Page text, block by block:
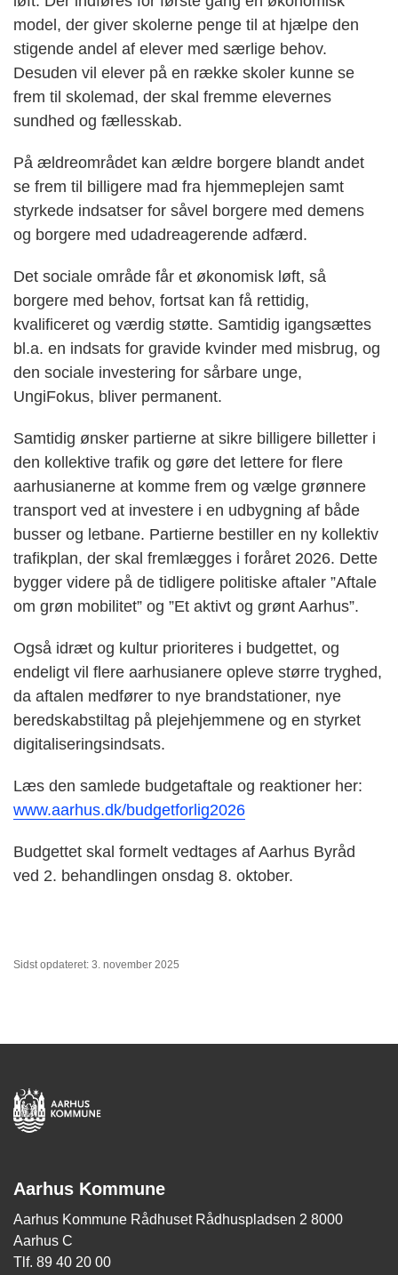
model, der giver skolerne penge til at hjælpe den
stigende andel af elever med særlige behov.
Desuden vil elever på en række skoler kunne se
frem til skolemad, der skal fremme elevernes
sundhed og fællesskab.
På ældreområdet kan ældre borgere blandt andet
se frem til billigere mad fra hjemmeplejen samt
styrkede indsatser for såvel borgere med demens
og borgere med udadreagerende adfærd.
Det sociale område får et økonomisk løft, så
borgere med behov, fortsat kan få rettidig,
kvalificeret og værdig støtte. Samtidig igangsættes
bl.a. en indsats for gravide kvinder med misbrug, og
den sociale investering for sårbare unge,
UngiFokus, bliver permanent.
Samtidig ønsker partierne at sikre billigere billetter i
den kollektive trafik og gøre det lettere for flere
aarhusianerne at komme frem og vælge grønnere
transport ved at investere i en udbygning af både
busser og letbane. Partierne bestiller en ny kollektiv
trafikplan, der skal fremlægges i foråret 2026. Dette
bygger videre på de tidligere politiske aftaler ”Aftale
om grøn mobilitet” og ”Et aktivt og grønt Aarhus”.
Også idræt og kultur prioriteres i budgettet, og
endeligt vil flere aarhusianere opleve større tryghed,
da aftalen medfører to nye brandstationer, nye
beredskabstiltag på plejehjemmene og en styrket
digitaliseringsindsats.
Læs den samlede budgetaftale og reaktioner her:
www.aarhus.dk/budgetforlig2026
Budgettet skal formelt vedtages af Aarhus Byråd
ved 2. behandlingen onsdag 8. oktober.
Sidst opdateret: 3. november 2025
Aarhus Kommune
Aarhus Kommune Rådhuset Rådhuspladsen 2 8000
Aarhus C
Tlf. 89 40 20 00